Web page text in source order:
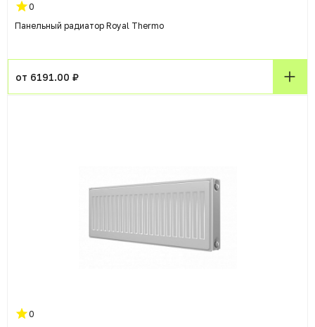
0
Панельный радиатор Royal Thermo
от 6191.00 ₽
0